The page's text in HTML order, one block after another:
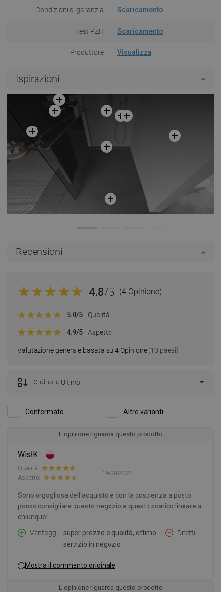
Condizioni di garanzia Scaricamento
Test PZH Scaricamento
Produttore Visualizza
Ispirazioni
Recensioni
4.8/5 (4 Opinione)
Valutazione generale basata su 4 Opinione (10 paesi)
5.0/5 Qualità
4.9/5 Aspetto
Confermato Altre varianti
Ordinare:Ultimo
L'opinione riguarda questo prodotto
WisłK
19-08-2021
Qualità:
Aspetto:
Sono orgogliosa dell'acquisto e con la coscienza a posto
posso consigliare questo negozio e questo scarico lineare a
chiunque!
Vantaggi
super prezzo e qualità, ottimo
servizio in negozio
Difetti -
Mostra il commento originale
L'opinione riguarda questo prodotto